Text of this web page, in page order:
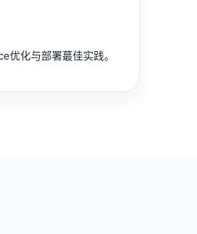
化与部署蕞佳实践。